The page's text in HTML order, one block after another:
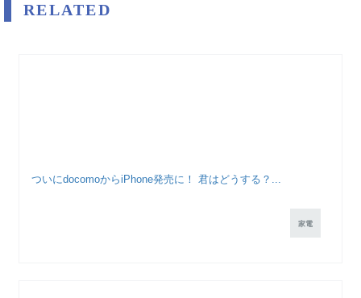
RELATED
ついにdocomoからiPhone発売に！ 君はどうする？...
家電